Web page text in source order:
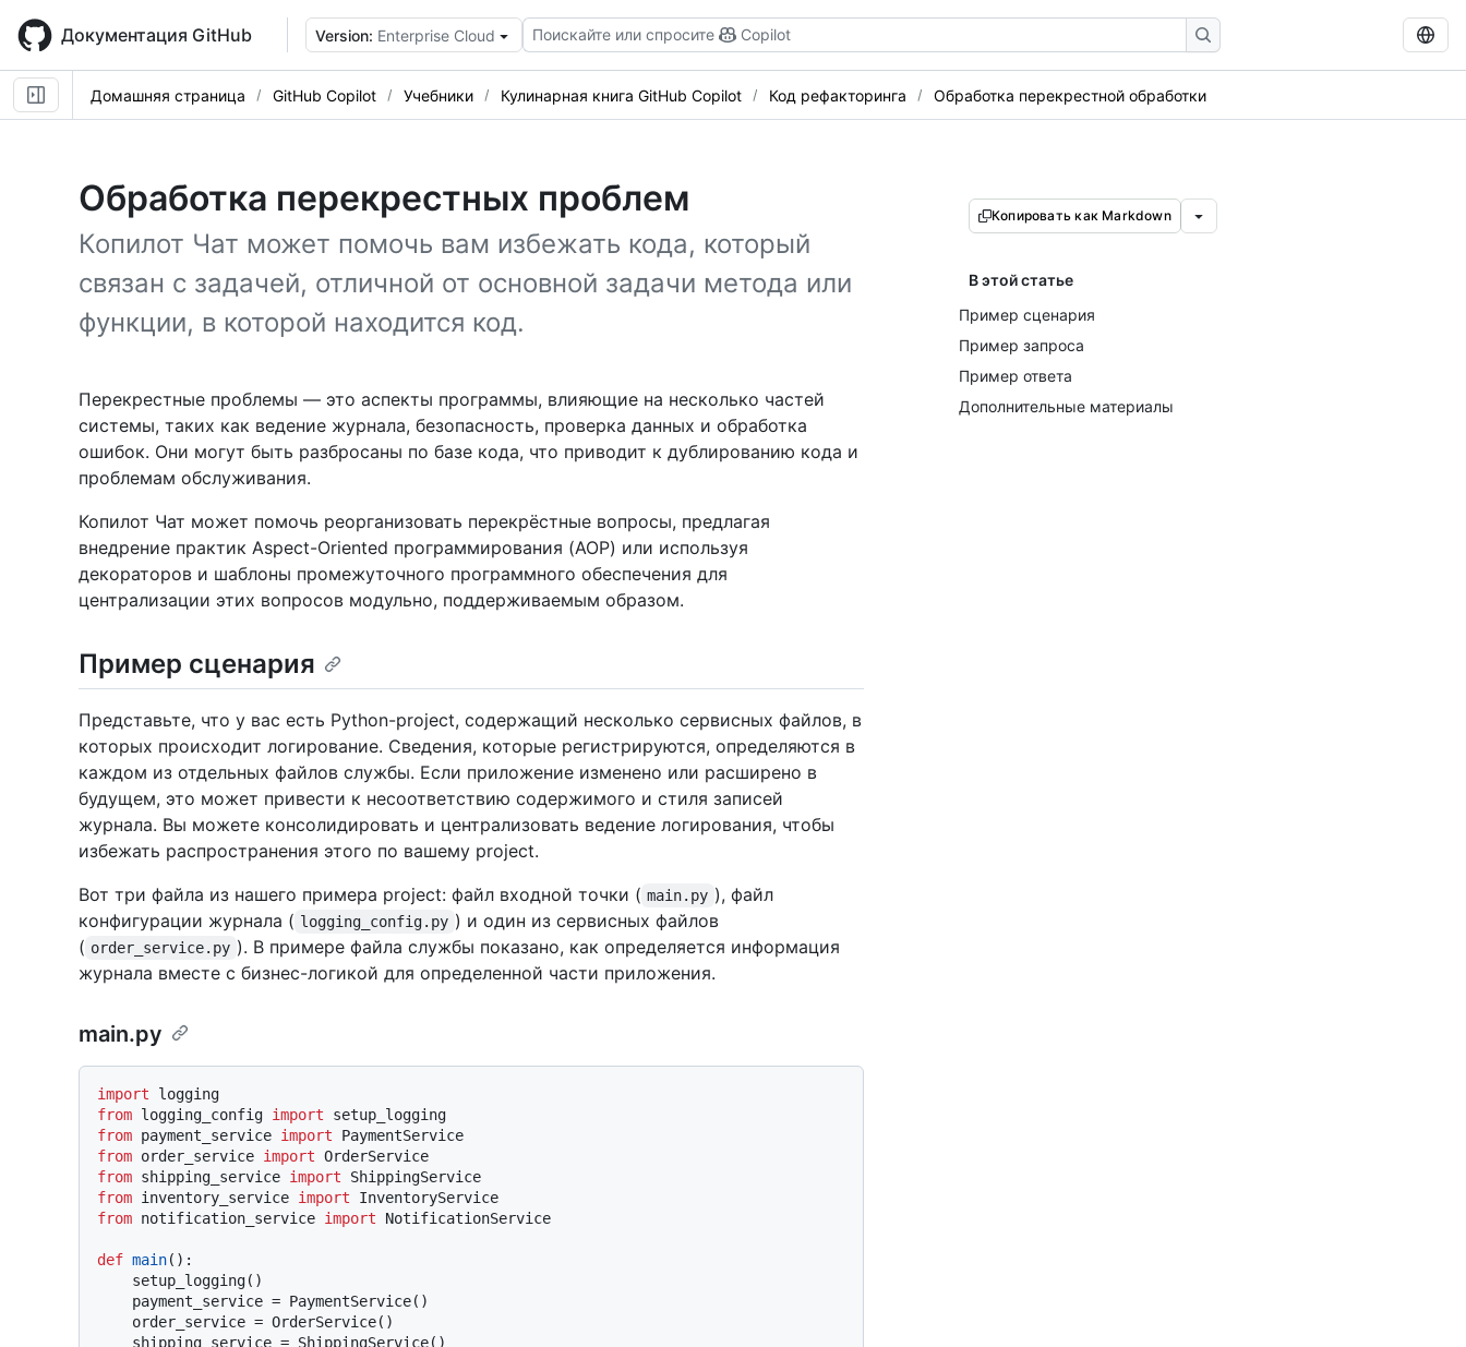
main
content
Документация GitHub Version: Enterprise Cloud Поискайте или спросите Copilot
Домашняя страница GitHub Copilot Учебники Кулинарная книга GitHub Copilot Код рефакторинга Обработка перекрестной обработки
Обработка перекрестных проблем
Копилот Чат может помочь вам избежать кода, который
связан с задачей, отличной от основной задачи метода или
функции, в которой находится код.
Копировать как Markdown
В этой статье
Пример сценария
Пример запроса
Пример ответа
Дополнительные материалы
Перекрестные проблемы — это аспекты программы, влияющие на несколько частей
системы, таких как ведение журнала, безопасность, проверка данных и обработка
ошибок. Они могут быть разбросаны по базе кода, что приводит к дублированию кода и
проблемам обслуживания.
Копилот Чат может помочь реорганизовать перекрёстные вопросы, предлагая
внедрение практик Aspect-Oriented программирования (AOP) или используя
декораторов и шаблоны промежуточного программного обеспечения для
централизации этих вопросов модульно, поддерживаемым образом.
Пример сценария
Представьте, что у вас есть Python-project, содержащий несколько сервисных файлов, в
которых происходит логирование. Сведения, которые регистрируются, определяются в
каждом из отдельных файлов службы. Если приложение изменено или расширено в
будущем, это может привести к несоответствию содержимого и стиля записей
журнала. Вы можете консолидировать и централизовать ведение логирования, чтобы
избежать распространения этого по вашему project.
Вот три файла из нашего примера project: файл входной точки ( main.py ), файл
конфигурации журнала ( logging_config.py ) и один из сервисных файлов
( order_service.py ). В примере файла службы показано, как определяется информация
журнала вместе с бизнес-логикой для определенной части приложения.
main.py
import
from logging_config import
from payment_service import
from order_service import
from shipping_service import
from inventory_service import
from notification_service import NotificationService
def main():